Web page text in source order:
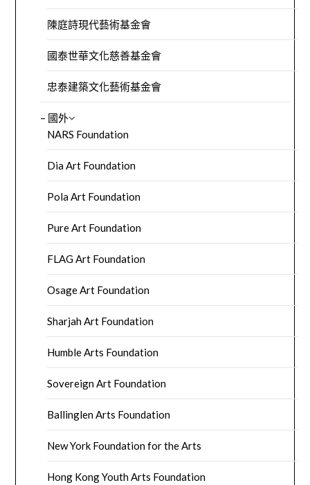
陳庭詩現代藝術基金會
國泰世華文化慈善基金會
忠泰建築文化藝術基金會
– 國外
NARS Foundation
Dia Art Foundation
Pola Art Foundation
Pure Art Foundation
FLAG Art Foundation
Osage Art Foundation
Sharjah Art Foundation
Humble Arts Foundation
Sovereign Art Foundation
Ballinglen Arts Foundation
New York Foundation for the Arts
Hong Kong Youth Arts Foundation